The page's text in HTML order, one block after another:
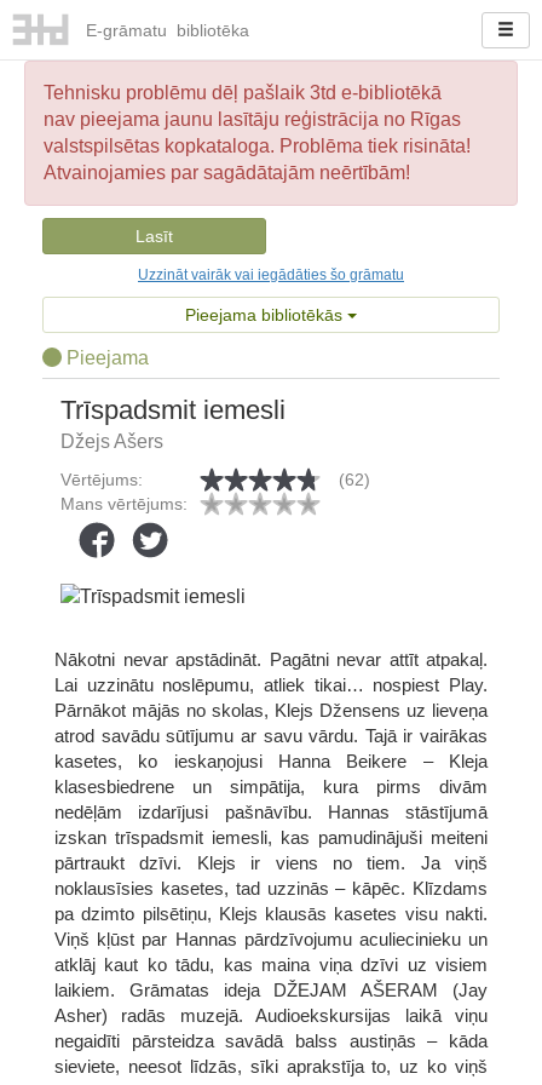
E-grāmatu bibliotēka
Tehnisku problēmu dēļ pašlaik 3td e-bibliotēkā
nav pieejama jaunu lasītāju reģistrācija no Rīgas
valstspilsētas kopkataloga. Problēma tiek risināta!
Atvainojamies par sagādātajām neērtībām!
Lasīt
Uzzināt vairāk vai iegādāties šo grāmatu
Pieejama bibliotēkās
Pieejama
Trīspadsmit iemesli
Džejs Ašers
Vērtējums:
(62)
Mans vērtējums:
Nākotni nevar apstādināt. Pagātni nevar attīt atpakaļ.
Lai uzzinātu noslēpumu, atliek tikai… nospiest Play.
Pārnākot mājās no skolas, Klejs Džensens uz lieveņa
atrod savādu sūtījumu ar savu vārdu. Tajā ir vairākas
kasetes, ko ieskaņojusi Hanna Beikere – Kleja
klasesbiedrene un simpātija, kura pirms divām
nedēļām izdarījusi pašnāvību. Hannas stāstījumā
izskan trīspadsmit iemesli, kas pamudinājuši meiteni
pārtraukt dzīvi. Klejs ir viens no tiem. Ja viņš
noklausīsies kasetes, tad uzzinās – kāpēc. Klīzdams
pa dzimto pilsētiņu, Klejs klausās kasetes visu nakti.
Viņš kļūst par Hannas pārdzīvojumu aculiecinieku un
atklāj kaut ko tādu, kas maina viņa dzīvi uz visiem
laikiem. Grāmatas ideja DŽEJAM AŠERAM (Jay
Asher) radās muzejā. Audioekskursijas laikā viņu
negaidīti pārsteidza savādā balss austiņās – kāda
sieviete, neesot līdzās, sīki aprakstīja to, uz ko viņš